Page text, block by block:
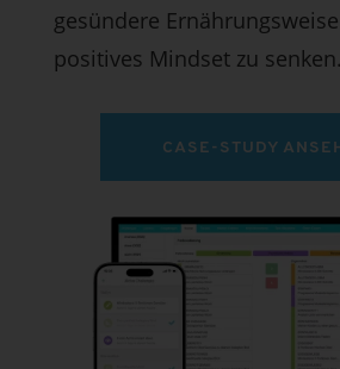
gesündere
positives Mindset zu senken.
CASE-STUDY